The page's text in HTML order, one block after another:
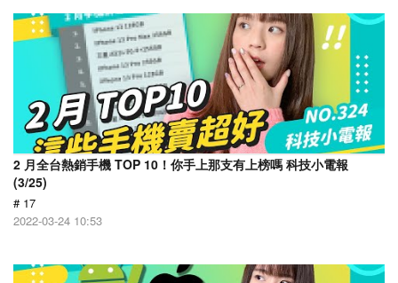
2 月全台熱銷手機 TOP 10！你手上那支有上榜嗎 科技小電報
(3/25)
# 17
2022-03-24 10:53